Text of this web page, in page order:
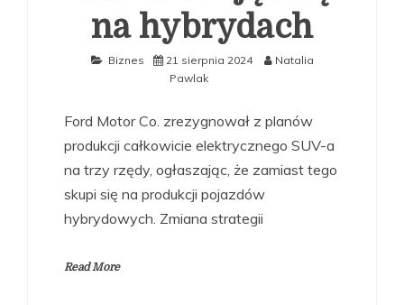
na hybrydach
Biznes 21 sierpnia 2024
Natalia
Pawlak
Ford Motor Co. zrezygnował z planów
produkcji całkowicie elektrycznego SUV-a
na trzy rzędy, ogłaszając, że zamiast tego
skupi się na produkcji pojazdów
hybrydowych. Zmiana strategii
Read More